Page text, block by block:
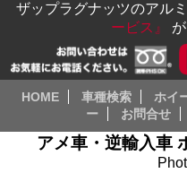
ザップラグナッツのアル
ービス』
HOME 車種検索 ホイ
ー
お問合せ
アメ車・逆輸入車